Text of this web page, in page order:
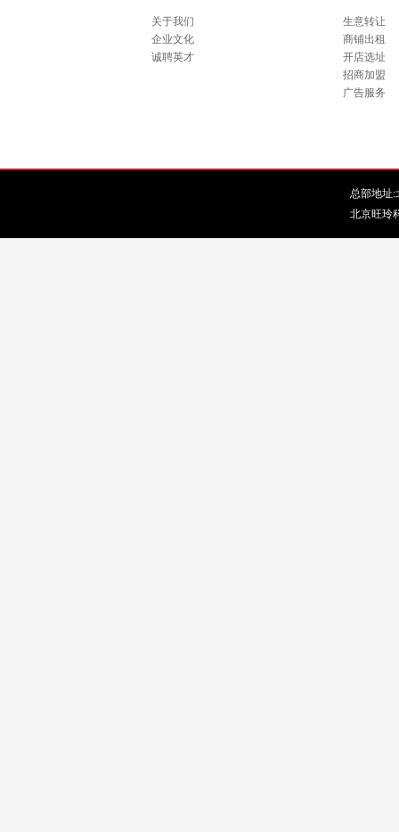
关于我们
企业文化
诚聘英才
生意转让
商铺出租
开店选址
招商加盟
广告服务
总部地址:
北京旺玲